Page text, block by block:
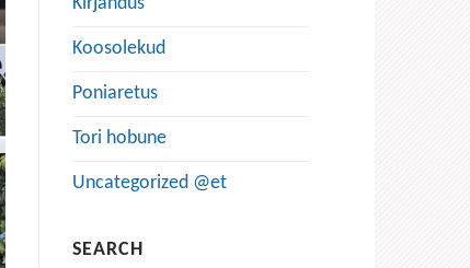
Kirjandus
Koosolekud
Poniaretus
Tori hobune
Uncategorized @et
SEARCH